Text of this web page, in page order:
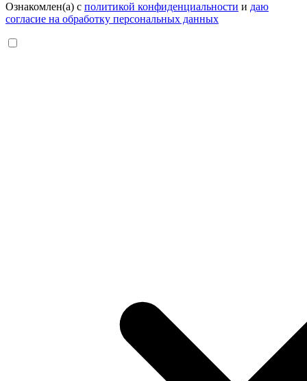
Ознакомлен(а) с политикой конфиденциальности и даю
согласие на обработку персональных данных